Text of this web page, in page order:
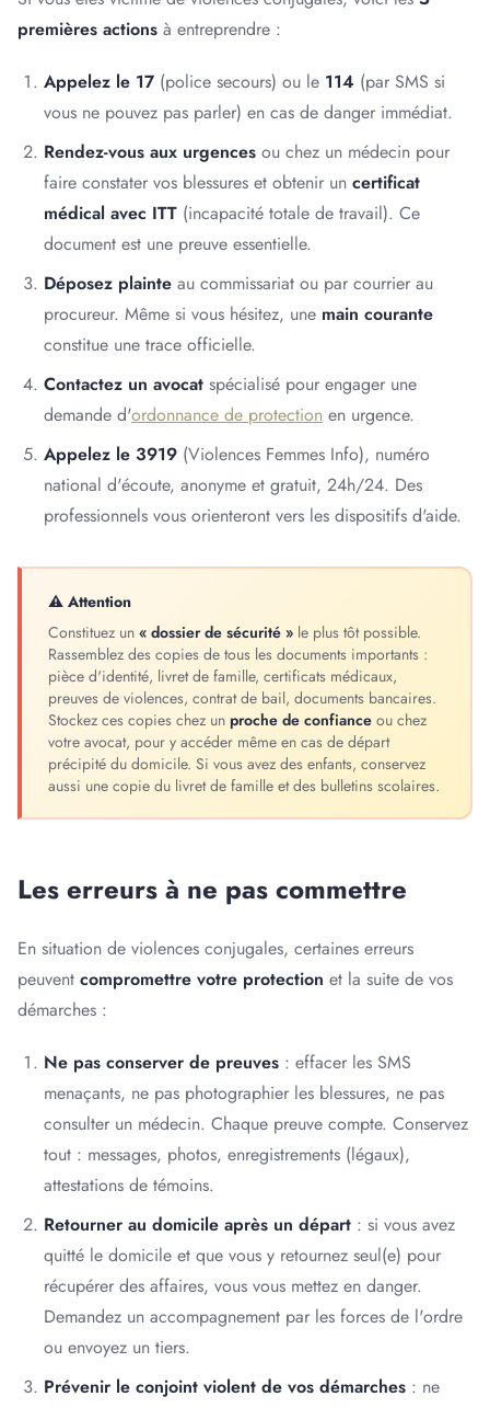
premières actions à entreprendre :
Appelez le 17 (police secours) ou le 114 (par SMS si
vous ne pouvez pas parler) en cas de danger immédiat.
Rendez-vous aux urgences ou chez un médecin pour
faire constater vos blessures et obtenir un certificat
médical avec ITT (incapacité totale de travail). Ce
document est une preuve essentielle.
Déposez plainte au commissariat ou par courrier au
procureur. Même si vous hésitez, une main courante
constitue une trace officielle.
Contactez un avocat spécialisé pour engager une
demande d'ordonnance de protection en urgence.
Appelez le 3919 (Violences Femmes Info), numéro
national d'écoute, anonyme et gratuit, 24h/24. Des
professionnels vous orienteront vers les dispositifs d'aide.
⚠ Attention
Constituez un « dossier de sécurité » le plus tôt possible.
Rassemblez des copies de tous les documents importants :
pièce d'identité, livret de famille, certificats médicaux,
preuves de violences, contrat de bail, documents bancaires.
Stockez ces copies chez un proche de confiance ou chez
votre avocat, pour y accéder même en cas de départ
précipité du domicile. Si vous avez des enfants, conservez
aussi une copie du livret de famille et des bulletins scolaires.
Les erreurs à ne pas commettre
En situation de violences conjugales, certaines erreurs
peuvent compromettre votre protection et la suite de vos
démarches :
Ne pas conserver de preuves : effacer les SMS
menaçants, ne pas photographier les blessures, ne pas
consulter un médecin. Chaque preuve compte. Conservez
tout : messages, photos, enregistrements (légaux),
attestations de témoins.
Retourner au domicile après un départ : si vous avez
quitté le domicile et que vous y retournez seul(e) pour
récupérer des affaires, vous vous mettez en danger.
Demandez un accompagnement par les forces de l'ordre
ou envoyez un tiers.
Prévenir le conjoint violent de vos démarches : ne